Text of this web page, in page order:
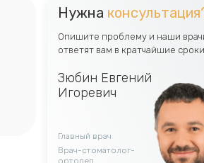
Нужна
Опишите проблему и наши
ответят вам в кратчайшие
Зюбин Евгений
Игоревич
Главный врач
Врач-стоматолог-